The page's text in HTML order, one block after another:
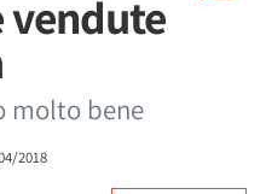
vendute
molto bene
2018